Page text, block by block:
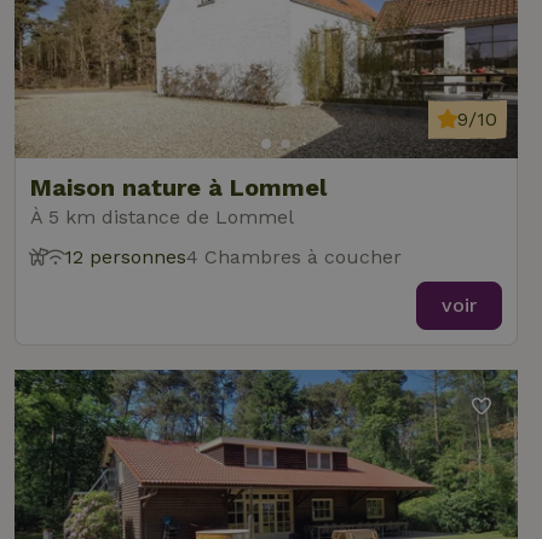
Maison nature à Lommel
À 5 km distance de Lommel
9/10
12 personnes4 Chambres à coucher
voir